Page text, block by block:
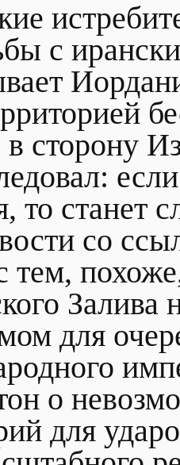
с
сторону
то
со
тем,
Залива
для
о
для